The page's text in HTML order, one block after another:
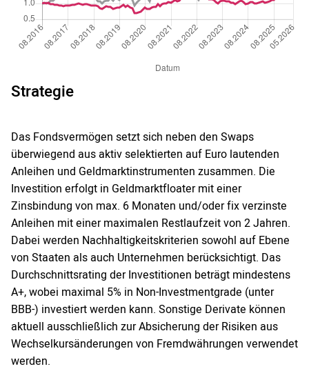
Strategie
Das Fondsvermögen setzt sich neben den Swaps
überwiegend aus aktiv selektierten auf Euro lautenden
Anleihen und Geldmarktinstrumenten zusammen. Die
Investition erfolgt in Geldmarktfloater mit einer
Zinsbindung von max. 6 Monaten und/oder fix verzinste
Anleihen mit einer maximalen Restlaufzeit von 2 Jahren.
Dabei werden Nachhaltigkeitskriterien sowohl auf Ebene
von Staaten als auch Unternehmen berücksichtigt. Das
Durchschnittsrating der Investitionen beträgt mindestens
A+, wobei maximal 5% in Non-Investmentgrade (unter
BBB-) investiert werden kann. Sonstige Derivate können
aktuell ausschließlich zur Absicherung der Risiken aus
Wechselkursänderungen von Fremdwährungen verwendet
werden.